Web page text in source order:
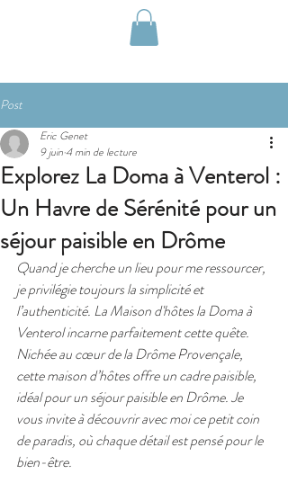
Post
Explorez La Doma à Venterol :
Un Havre de Sérénité pour un
séjour paisible en Drôme
Eric Genet
9 juin 4 min de lecture
Quand je cherche un lieu pour me ressourcer,
je privilégie toujours la simplicité et
l’authenticité. La Maison d'hôtes la Doma à
Venterol incarne parfaitement cette quête.
Nichée au cœur de la Drôme Provençale,
cette maison d’hôtes offre un cadre paisible,
idéal pour un séjour paisible en Drôme. Je
vous invite à découvrir avec moi ce petit coin
de paradis, où chaque détail est pensé pour le
bien-être.